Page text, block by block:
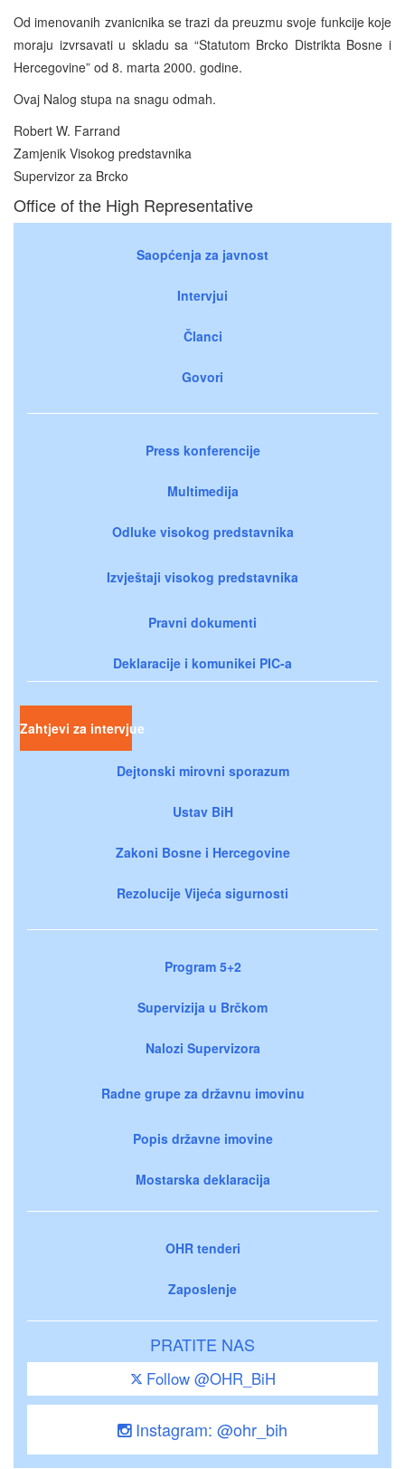
Od imenovanih zvanicnika se trazi da preuzmu svoje funkcije koje
moraju izvrsavati u skladu sa “Statutom Brcko Distrikta Bosne i
Hercegovine” od 8. marta 2000. godine.
Ovaj Nalog stupa na snagu odmah.
Robert W. Farrand
Zamjenik Visokog predstavnika
Supervizor za Brcko
Office of the High Representative
Saopćenja za javnost
Intervjui
Članci
Govori
Press konferencije
Multimedija
Odluke visokog predstavnika
Izvještaji visokog predstavnika
Pravni dokumenti
Deklaracije i komunikei PIC-a
Zahtjevi za intervjue
Dejtonski mirovni sporazum
Ustav BiH
Zakoni Bosne i Hercegovine
Rezolucije Vijeća sigurnosti
Program 5+2
Supervizija u Brčkom
Nalozi Supervizora
Radne grupe za državnu imovinu
Popis državne imovine
Mostarska deklaracija
OHR tenderi
Zaposlenje
PRATITE NAS
Follow @OHR_BiH
Instagram: @ohr_bih